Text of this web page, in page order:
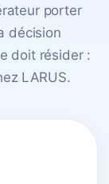
porter
décision
doit résider :
LARUS.